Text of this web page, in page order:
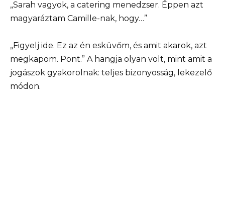
„Sarah vagyok, a catering menedzser. Éppen azt
magyaráztam Camille-nak, hogy…”
„Figyelj ide. Ez az én esküvőm, és amit akarok, azt
megkapom. Pont.” A hangja olyan volt, mint amit a
jogászok gyakorolnak: teljes bizonyosság, lekezelő
módon.